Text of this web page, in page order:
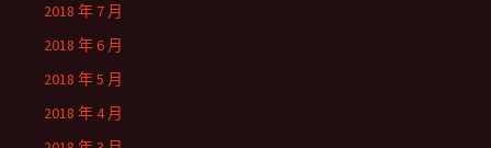
2018 年 7 月
2018 年 6 月
2018 年 5 月
2018 年 4 月